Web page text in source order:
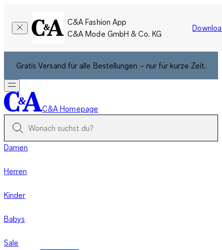
C&A Fashion App
C&A Mode GmbH & Co. KG
Gratis Versand für alle Bestellungen – nur für kurze Zeit.
C&A Homepage
Damen
Herren
Kinder
Babys
Sale